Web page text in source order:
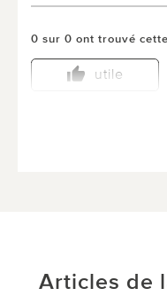
0 sur 0 ont trouvé
utile
Articles de